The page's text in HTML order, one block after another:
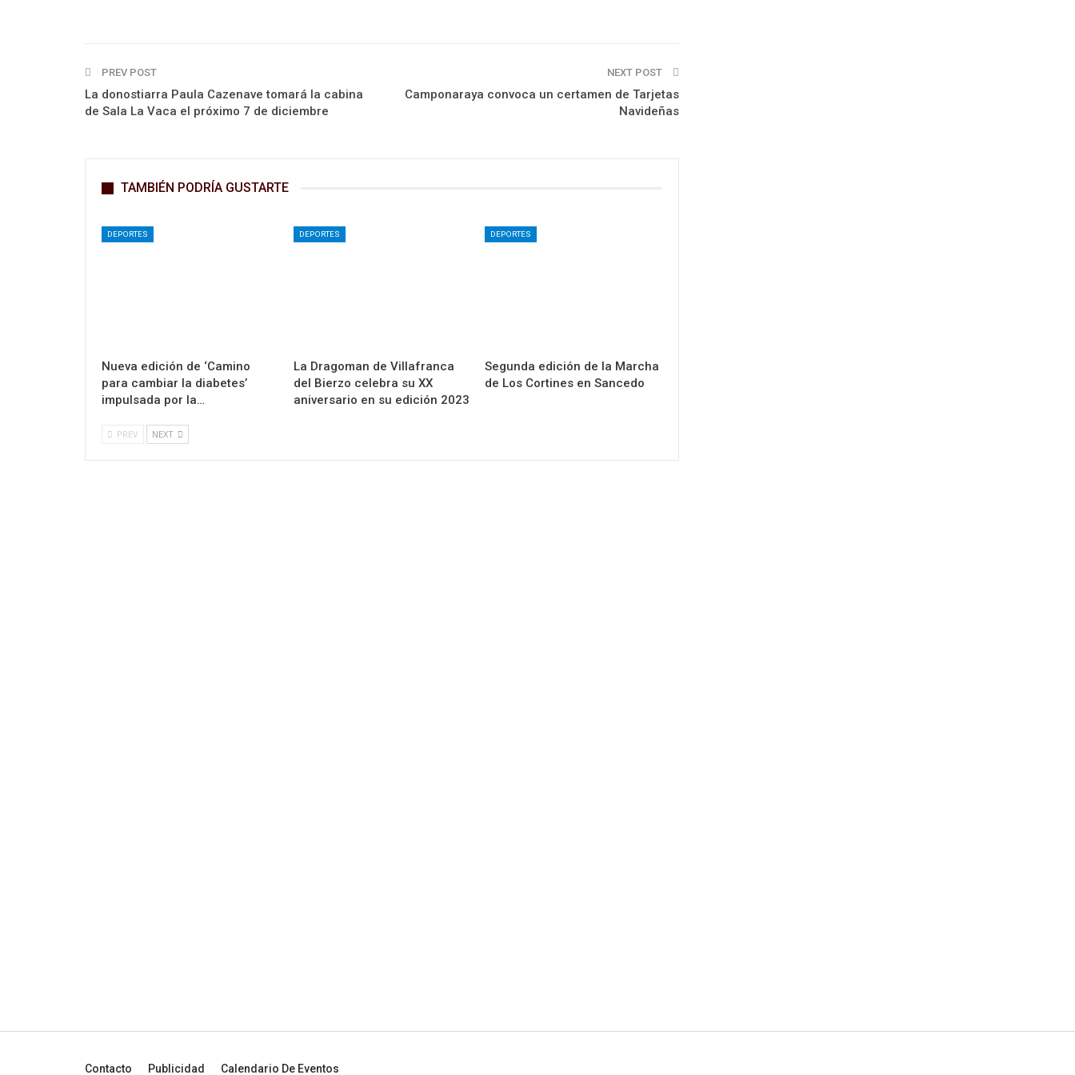
PREV POST
La donostiarra Paula Cazenave tomará la cabina
de Sala La Vaca el próximo 7 de diciembre
NEXT POST
Camponaraya convoca un certamen de Tarjetas
Navideñas
TAMBIÉN PODRÍA GUSTARTE
DEPORTES
Nueva edición de ‘Camino
para cambiar la diabetes’
impulsada por la…
DEPORTES
La Dragoman de Villafranca
del Bierzo celebra su XX
aniversario en su edición 2023
DEPORTES
Segunda edición de la Marcha
de Los Cortines en Sancedo
PREV NEXT
Contacto Publicidad Calendario De Eventos